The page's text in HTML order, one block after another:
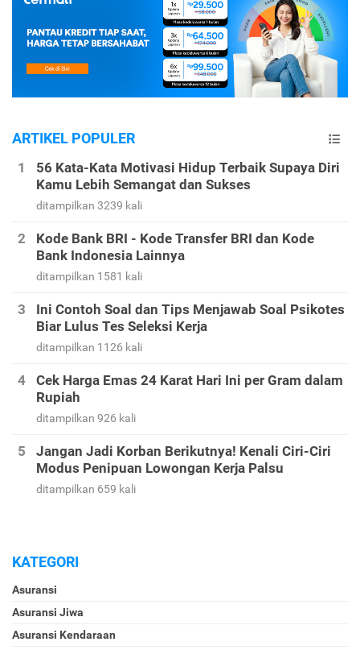
ARTIKEL POPULER
56 Kata-Kata Motivasi Hidup Terbaik Supaya Diri
Kamu Lebih Semangat dan Sukses
ditampilkan 3239 kali
Kode Bank BRI - Kode Transfer BRI dan Kode
Bank Indonesia Lainnya
ditampilkan 1581 kali
Ini Contoh Soal dan Tips Menjawab Soal Psikotes
Biar Lulus Tes Seleksi Kerja
ditampilkan 1126 kali
Cek Harga Emas 24 Karat Hari Ini per Gram dalam
Rupiah
ditampilkan 926 kali
Jangan Jadi Korban Berikutnya! Kenali Ciri-Ciri
Modus Penipuan Lowongan Kerja Palsu
ditampilkan 659 kali
KATEGORI
Asuransi
Asuransi Jiwa
Asuransi Kendaraan